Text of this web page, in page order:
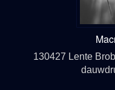
130427 Lente